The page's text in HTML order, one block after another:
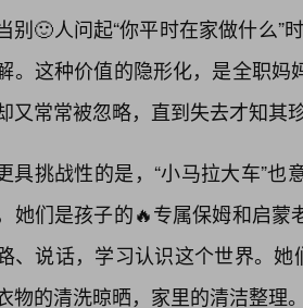
别🙂人问起“你平时在家做什么”
。这种价值的隐形化，是全职
又常常被忽略，直到失去才知其
具挑战性的是，“小马拉大车”
她们是孩子的🔥专属保姆和启
、说话，学习认识这个世界。
物的清洗晾晒，家里的清洁整理